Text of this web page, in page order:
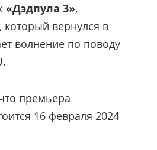
«Дэдпула 3»,
вернулся в
волнение по поводу
премьера
16 февраля 2024